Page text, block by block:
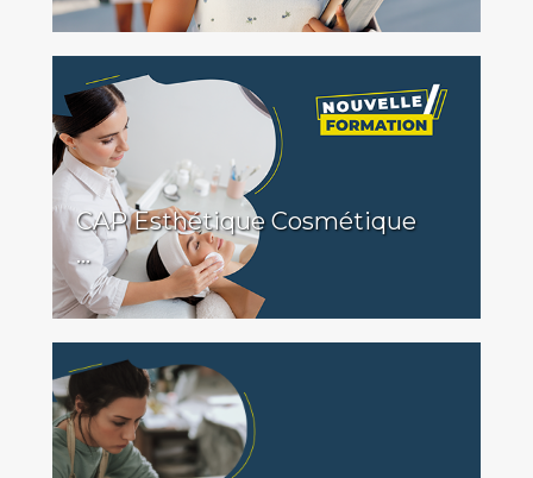
CAP Esthétique Cosmétique
...